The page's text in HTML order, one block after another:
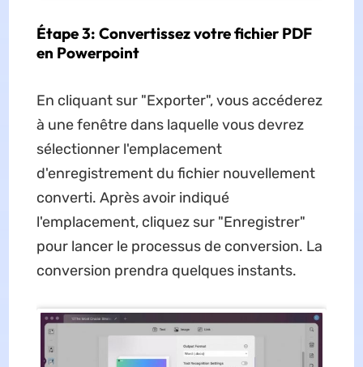
Étape 3: Convertissez votre fichier PDF
en Powerpoint
En cliquant sur "Exporter", vous accéderez
à une fenêtre dans laquelle vous devrez
sélectionner l'emplacement
d'enregistrement du fichier nouvellement
converti. Après avoir indiqué
l'emplacement, cliquez sur "Enregistrer"
pour lancer le processus de conversion. La
conversion prendra quelques instants.